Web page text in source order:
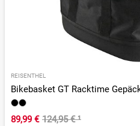
REISENTHEL
Bikebasket GT Racktime
89,99 € 124,95 €¹